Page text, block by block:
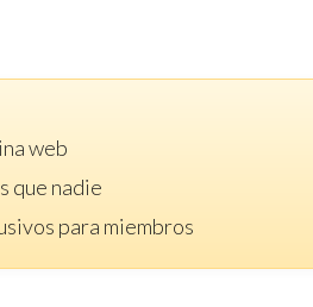
web
que nadie
para miembros